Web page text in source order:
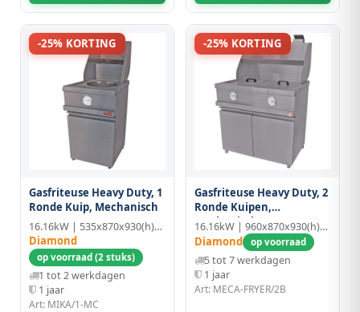
-25% KORTING
Gasfriteuse Heavy Duty, 1
Ronde Kuip, Mechanisch
16.16kW | 535x870x930(h)mm
Diamond
op voorraad (2 stuks)
1 tot 2 werkdagen
1 jaar
Art: MIKA/1-MC
-25% KORTING
Gasfriteuse Heavy Duty, 2
Ronde Kuipen,
Mechanisch
16.16kW | 960x870x930(h)mm
Diamond op voorraad
5 tot 7 werkdagen
1 jaar
Art: MECA-FRYER/2B